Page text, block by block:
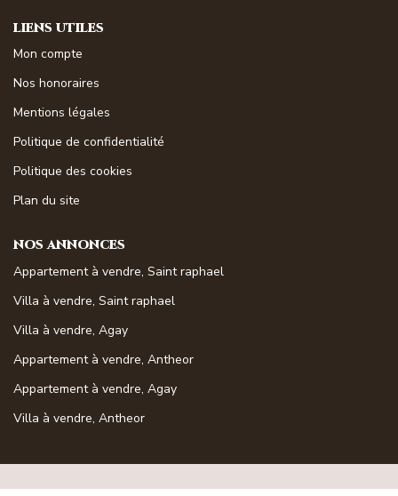
Magasine Vendu St-Raphaël/Fréjus
LIENS UTILES
Mon compte
Nos honoraires
Mentions légales
Politique de confidentialité
Politique des cookies
Plan du site
NOS ANNONCES
Appartement à vendre, Saint raphael
Villa à vendre, Saint raphael
Villa à vendre, Agay
Appartement à vendre, Antheor
Appartement à vendre, Agay
Villa à vendre, Antheor